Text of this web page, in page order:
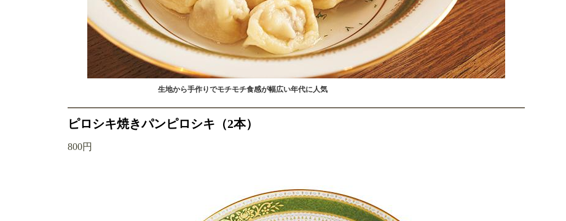
生地から手作りでモチモチ食感が幅広い年代に人気
ピロシキ焼きパンピロシキ（2本）
800円